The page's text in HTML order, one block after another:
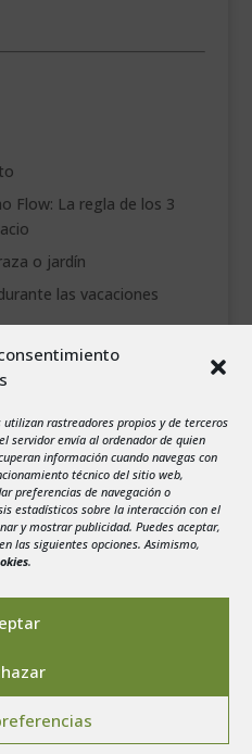
utilizan rastreadores propios y de terceros
servidor envía al ordenador de quien
información cuando navegas con
técnico del sitio web,
preferencias de navegación o
estadísticos sobre la interacción con el
y mostrar publicidad. Puedes aceptar,
las siguientes opciones. Asimismo,
.
Flow: La regla de los 3
o jardín
las vacaciones
2026
1
2
7 8
9
14 15
16
21 22
23